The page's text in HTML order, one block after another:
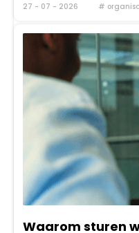
27 - 07 - 2026 #
Waarom sturen